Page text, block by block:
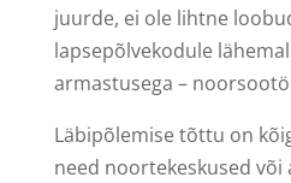
juurde, ei ole lihtne
lapsepõlvekodule
armastusega –
Läbipõlemise tõttu on
need noortekeskused või